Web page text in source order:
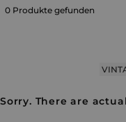
0 Produkte gefunden
Sorry. There are